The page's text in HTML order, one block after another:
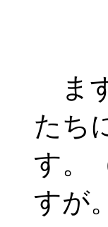
ま
たち
す。
すが